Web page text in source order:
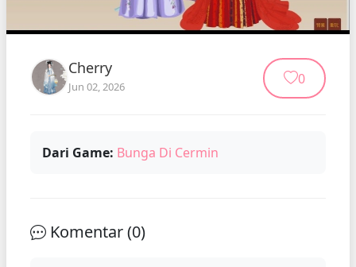
Cherry
Jun 02, 2026 0
Dari Game: Bunga Di Cermin
Komentar (0)